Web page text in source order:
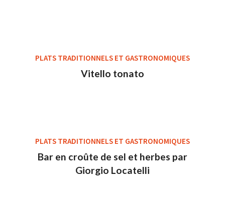
PLATS TRADITIONNELS ET GASTRONOMIQUES
Vitello tonato
PLATS TRADITIONNELS ET GASTRONOMIQUES
Bar en croûte de sel et herbes par
Giorgio Locatelli